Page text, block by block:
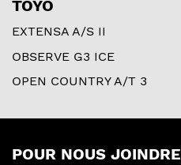
TOYO
EXTENSA A/S II
OBSERVE G3 ICE
OPEN COUNTRY A/T 3
POUR NOUS JOINDRE